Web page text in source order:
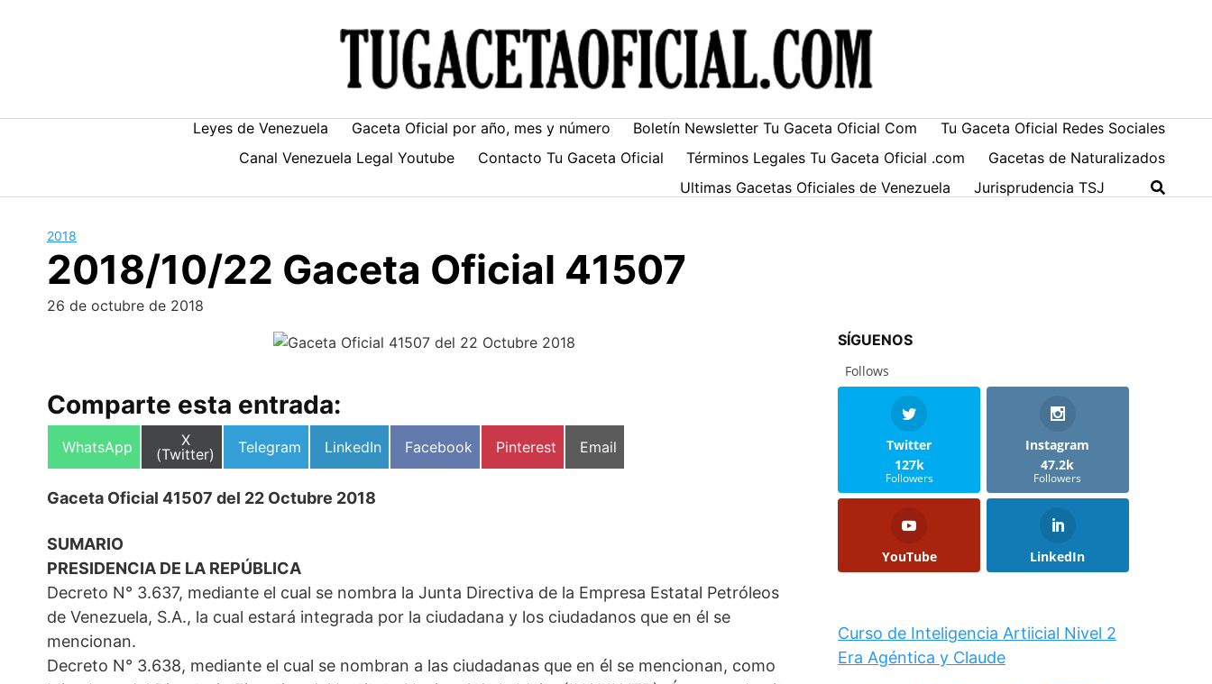
Leyes de Venezuela Gaceta Oficial por año, mes y número Boletín Newsletter Tu Gaceta Oficial Com
Tu Gaceta Oficial Redes Sociales
Canal Venezuela Legal Youtube
Contacto Tu Gaceta Oficial Términos Legales Tu Gaceta Oficial .com
Gacetas de Naturalizados
Ultimas Gacetas Oficiales de Venezuela
Jurisprudencia TSJ
2018
2018/10/22 Gaceta Oficial 41507
26 de octubre de 2018
Comparte esta entrada:
Compartir
WhatsApp
Compartir
en
X
(Twitter)
Compartir
Telegram
Compartir
LinkedIn
Compartir
Facebook
Compartir
Pinterest
Compartir
Email
Gaceta Oficial 41507 del 22 Octubre 2018
SUMARIO
PRESIDENCIA DE LA REPÚBLICA
Decreto N° 3.637, mediante el cual se nombra la Junta Directiva de la Empresa Estatal Petróleos
de Venezuela, S.A., la cual estará integrada por la ciudadana y los ciudadanos que en él se
mencionan.
Decreto N° 3.638, mediante el cual se nombran a las ciudadanas que en él se mencionan, como
SÍGUENOS
Follows
Twitter
127k
Followers
Instagram
47.2k
Followers
YouTube LinkedIn
Curso de Inteligencia Artiicial Nivel 2
Era Agéntica y Claude